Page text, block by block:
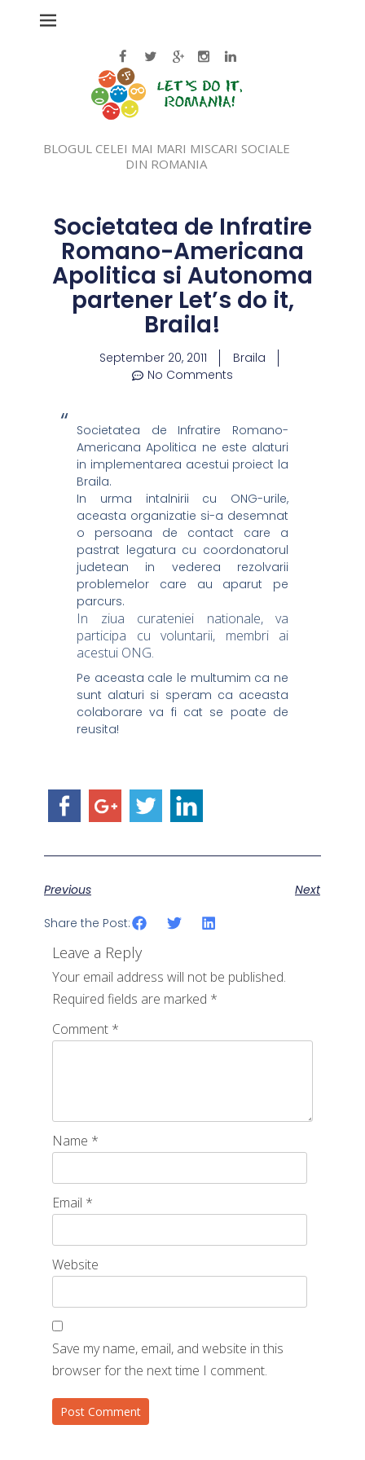
BLOGUL CELEI MAI MARI MISCARI SOCIALE
DIN ROMANIA
Societatea de Infratire
Romano-Americana
Apolitica si Autonoma
partener Let’s do it,
Braila!
September 20, 2011
Braila
No Comments
Societatea de Infratire Romano-
Americana Apolitica ne este alaturi
in implementarea acestui proiect la
Braila.
In urma intalnirii cu ONG-urile,
aceasta organizatie si-a desemnat
o persoana de contact care a
pastrat legatura cu coordonatorul
judetean in vederea rezolvarii
problemelor care au aparut pe
parcurs.
In ziua curateniei nationale, va
participa cu voluntarii, membri ai
acestui ONG.
Pe aceasta cale le multumim ca ne
sunt alaturi si speram ca aceasta
colaborare va fi cat se poate de
reusita!
Previous Next
Share the Post:
Leave a Reply
Your email address will not be published.
Required fields are marked *
Comment *
Name *
Email *
Website
Save my name, email, and website in this
browser for the next time I comment.